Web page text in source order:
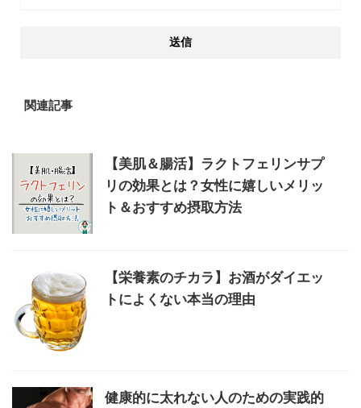
関連記事
【美肌＆腸活】ラクトフェリンサプ
リの効果とは？女性に嬉しいメリッ
ト＆おすすめ摂取方法
【栄養素のチカラ】お酒がダイエッ
トによくない本当の理由
健康的に太れない人のための実践的